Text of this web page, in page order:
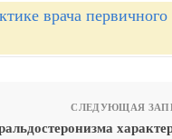
врача первичного
СЛЕДУЮЩАЯ